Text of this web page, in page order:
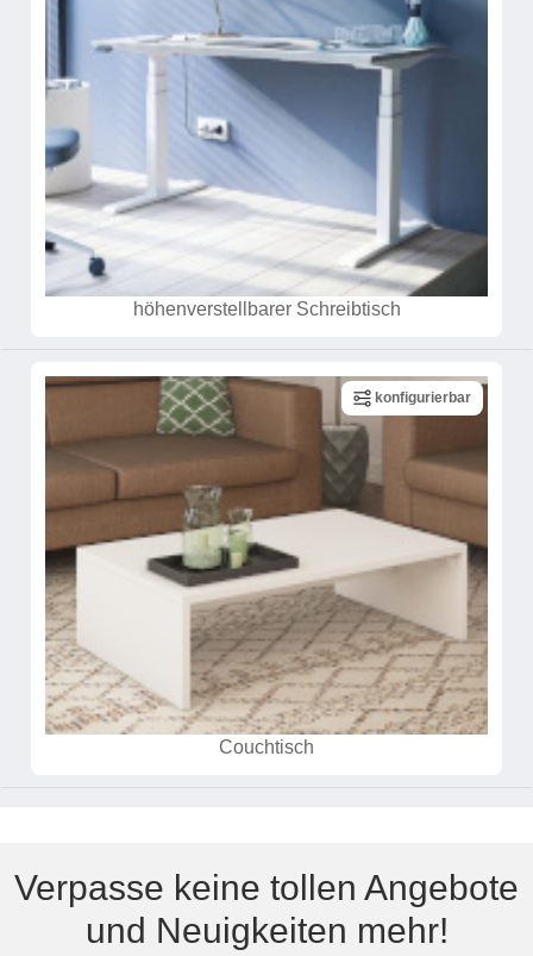
höhenverstellbarer Schreibtisch
konfigurierbar
Couchtisch
Verpasse keine tollen Angebote
und Neuigkeiten mehr!